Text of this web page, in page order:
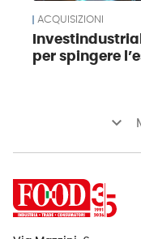
ACQUISIZIONI
per spingere
keyboard_arrow_down